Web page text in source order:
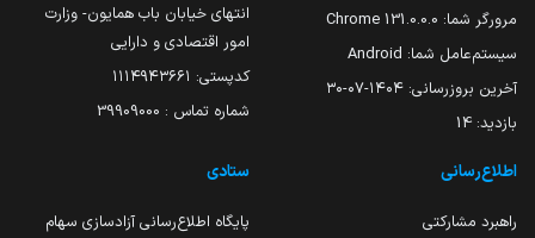
مرورگر شما: 131.0.0.0 Chrome
سیستم‌عامل شما: Android
آخرین بروزرسانی: ۱۴۰۴-۰۷-۳۰
بازدید: 14
انتهای خیابان باب همایون- وزارت
امور اقتصادی و دارایی
کدپستی: ۱۱۱۴۹۴۳۶۶۱
شماره تماس : 39909000
اطلاع‌رسانی
راهبرد مشارکتی
ستادی
پایگاه اطلاع‌رسانی آزادسازی سهام